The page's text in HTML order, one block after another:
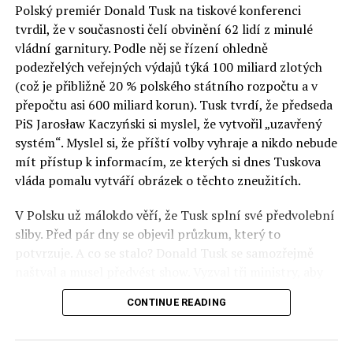
Otázky spojené s vývojem umělé inteligence budou na
fóru AI zvláště diskutovanou oblastí. Fórum AI bude
zahrnovat vyhrazenou tematickou trať skládající se z
panelů, prezentací, workshopů a speciálních akcí.
Budou diskutovány klíčové otázky vlivu umělé
inteligence ve společnosti, ale i v sektoru veřejných a
komerčních služeb. Budou se diskutovat problémy a
výzvy, kterým bude muset trh čelit tváří v tvář zásadním
technologickým změnám. Účastníci fóra také zváží, do
technologií umělé inteligence v mnoha oblastech života
umožní Evropské unii obnovit konkurenceschopnost ve
vztahu ke globálním ekonomikám a nutnosti zajistit
Polský premiér Donald Tusk na tiskové konferenci
tvrdil, že v současnosti čelí obvinění 62 lidí z minulé
vládní garnitury. Podle něj se řízení ohledně
podezřelých veřejných výdajů týká 100 miliard zlotých
(což je přibližně 20 % polského státního rozpočtu a v
přepočtu asi 600 miliard korun). Tusk tvrdí, že předseda
PiS Jarosław Kaczyński si myslel, že vytvořil „uzavřený
systém“. Myslel si, že příští volby vyhraje a nikdo nebude
mít přístup k informacím, ze kterých si dnes Tuskova
vláda pomalu vytváří obrázek o těchto zneužitích.
V Polsku už málokdo věří, že Tusk splní své předvolební
sliby. Před pár dny se objevil průzkum, který to
potvrzuje. A co se stalo? Donald Tusk se samozřejmě
před kamerami podepsali dohodu o stíhání členů PiS, a
ti poslušně ono divadlo předvedli. Andrzej Domański
CONTINUE READING